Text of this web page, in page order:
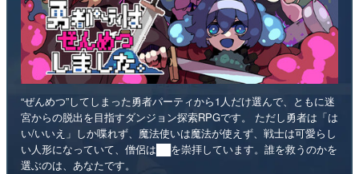
“ぜんめつ”してしまった勇者パーティから1人だけ選んで、ともに迷
宮からの脱出を目指すダンジョン探索RPGです。 ただし勇者は「は
い/いいえ」しか喋れず、魔法使いは魔法が使えず、戦士は可愛らし
い人形になっていて、僧侶は██を崇拝しています。誰を救うのかを
選ぶのは、あなたです。